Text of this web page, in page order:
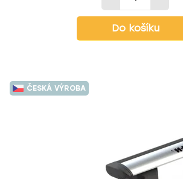
Do košíku
ČESKÁ VÝROBA